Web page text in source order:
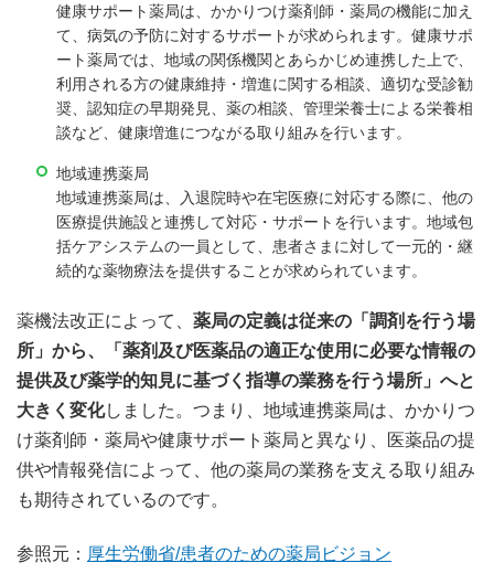
健康サポート薬局は、かかりつけ薬剤師・薬局の機能に加え
て、病気の予防に対するサポートが求められます。健康サポ
ート薬局では、地域の関係機関とあらかじめ連携した上で、
利用される方の健康維持・増進に関する相談、適切な受診勧
奨、認知症の早期発見、薬の相談、管理栄養士による栄養相
談など、健康増進につながる取り組みを行います。
地域連携薬局
地域連携薬局は、入退院時や在宅医療に対応する際に、他の
医療提供施設と連携して対応・サポートを行います。地域包
括ケアシステムの一員として、患者さまに対して一元的・継
続的な薬物療法を提供することが求められています。
薬機法改正によって、 薬局の定義は従来の「調剤を行う場
所」から、「薬剤及び医薬品の適正な使用に必要な情報の
提供及び薬学的知見に基づく指導の業務を行う場所」へと
大きく変化しました。つまり、地域連携薬局は、かかりつ
け薬剤師・薬局や健康サポート薬局と異なり、医薬品の提
供や情報発信によって、他の薬局の業務を支える取り組み
も期待されているのです。
参照元： 厚生労働省/患者のための薬局ビジョン